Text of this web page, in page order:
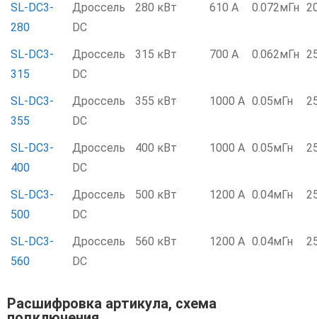
SL-DC3-
280
Дроссель
DC
280 кВт 610 А 0.072мГн
SL-DC3-
315
Дроссель
DC
315 кВт 700 А 0.062мГн
SL-DC3-
355
Дроссель
DC
355 кВт 1000 А 0.05мГн
SL-DC3-
400
Дроссель
DC
400 кВт 1000 А 0.05мГн
SL-DC3-
500
Дроссель
DC
500 кВт 1200 А 0.04мГн
SL-DC3-
560
Дроссель
DC
560 кВт 1200 А 0.04мГн
Расшифровка артикула, схема